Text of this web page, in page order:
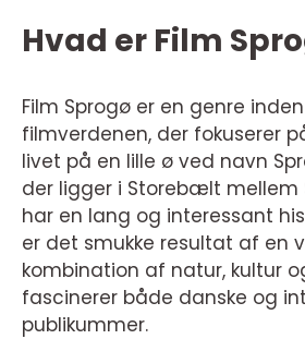
Hvad er Film
Film Sprogø er en genre
filmverdenen, der fokuserer
livet på en lille ø ved navn
der ligger i Storebælt mellem
har en lang og interessant
er det smukke resultat af en
kombination af natur, kultur
fascinerer både danske og
publikummer.